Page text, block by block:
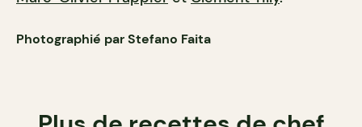
Photographié par Stefano Faita